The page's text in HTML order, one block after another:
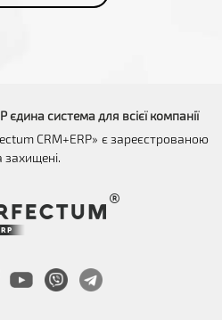
єдина система для всієї компанії
CRM+ERP» є зареєстрованою